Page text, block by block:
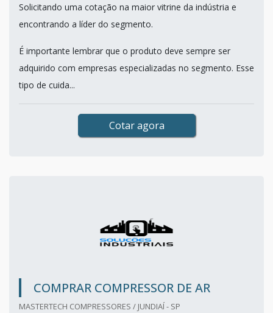
Solicitando uma cotação na maior vitrine da indústria e
encontrando a líder do segmento.
É importante lembrar que o produto deve sempre ser
adquirido com empresas especializadas no segmento. Esse
tipo de cuida...
Cotar agora
COMPRAR COMPRESSOR DE AR
MASTERTECH COMPRESSORES / JUNDIAÍ - SP